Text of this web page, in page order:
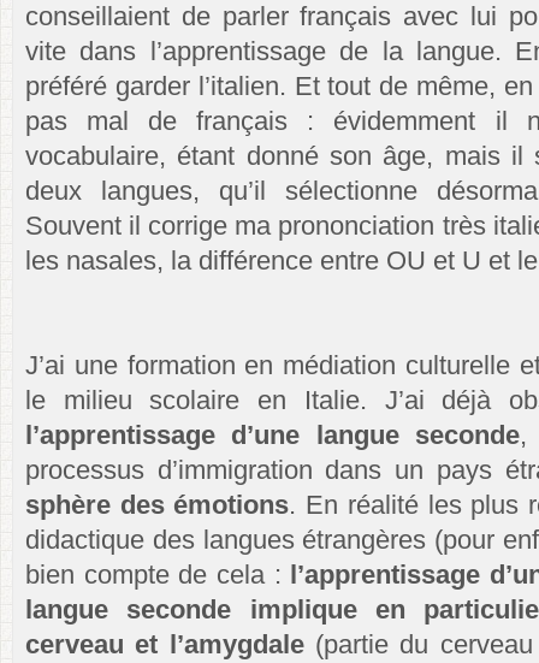
conseillaient de parler français avec lui
vite dans l’apprentissage de la langue.
préféré garder l’italien. Et tout de même,
pas mal de français : évidemment il
vocabulaire, étant donné son âge, mais il
deux langues, qu’il sélectionne
Souvent il corrige ma prononciation très
les nasales, la différence entre OU et U et
J’ai une formation en médiation culturelle
le milieu scolaire en Italie. J’ai déjà
l’apprentissage d’une langue seconde,
processus d’immigration dans un pays
sphère des émotions. En réalité les plus
didactique des langues étrangères (pour
bien compte de cela :
l’apprentissage
langue seconde implique en
cerveau et l’amygdale(partie du